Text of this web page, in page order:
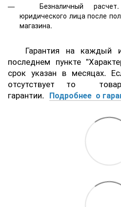
Безналичный
юридического лица после
магазина.
Гарантия на каждый
последнем пункте
срок указан в месяцах.
отсутствует то
гарантии. Подробнее о